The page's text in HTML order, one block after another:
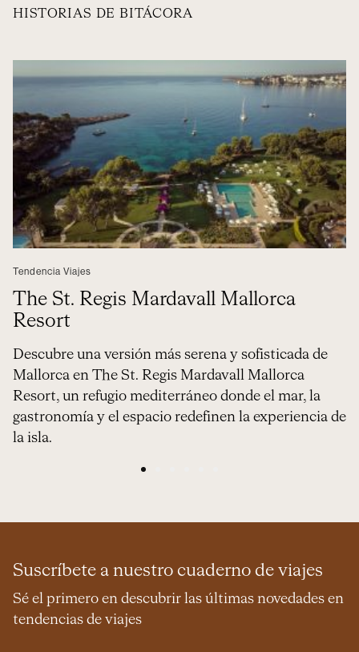
HISTORIAS DE BITÁCORA
Tendencia Viajes
The St. Regis Mardavall Mallorca
Resort
Descubre una versión más serena y sofisticada de
Mallorca en The St. Regis Mardavall Mallorca
Resort, un refugio mediterráneo donde el mar, la
gastronomía y el espacio redefinen la experiencia de
la isla.
4
Suscríbete a nuestro cuaderno de viajes
Sé el primero en descubrir las últimas novedades en
tendencias de viajes